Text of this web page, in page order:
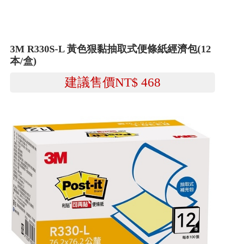
3M R330S-L 黃色狠黏抽取式便條紙經濟包(12
本/盒)
建議售價NT$ 468